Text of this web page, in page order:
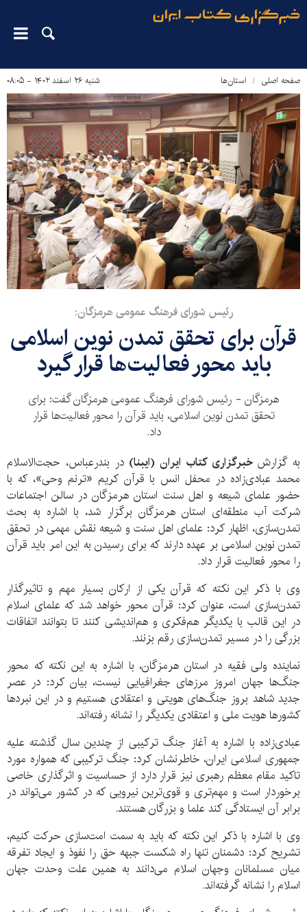
صفحه اصلی استان‌ها شنبه ۲۶ اسفند ۱۴۰۲ - ۰۸:۰۵
رئیس شورای فرهنگ عمومی هرمزگان:
قرآن برای تحقق تمدن نوین اسلامی
باید محور فعالیت‌ها قرار گیرد
هرمزگان - رئیس شورای فرهنگ عمومی هرمزگان گفت: برای
تحقق تمدن نوین اسلامی، باید قرآن را محور فعالیت‌ها قرار
داد.
به گزارش خبرگزاری کتاب ایران (ایبنا) در بندرعباس، حجت‌الاسلام
محمد عبادی‌زاده در محفل انس با قرآن کریم «ترنم وحی»، که با
حضور علمای شیعه و اهل سنت استان هرمزگان در سالن اجتماعات
شرکت آب منطقه‌ای استان هرمزگان برگزار شد، با اشاره به بحث
تمدن‌سازی، اظهار کرد: علمای اهل سنت و شیعه نقش مهمی در تحقق
تمدن نوین اسلامی بر عهده دارند که برای رسیدن به این امر باید قرآن
را محور فعالیت قرار داد.
وی با ذکر این نکته که قرآن یکی از ارکان بسیار مهم و تاثیرگذار
تمدن‌سازی است، عنوان کرد: قرآن محور خواهد شد که علمای اسلام
در این قالب با یکدیگر هم‌فکری و هم‌اندیشی کنند تا بتوانند اتفاقات
بزرگی را در مسیر تمدن‌سازی رقم بزنند.
نماینده ولی فقیه در استان هرمزگان، با اشاره به این نکته که محور
جنگ‌ها جهان امروز مرزهای جغرافیایی نیست، بیان کرد: در عصر
جدید شاهد بروز جنگ‌های هویتی و اعتقادی هستیم و در این نبردها
کشورها هویت ملی و اعتقادی یکدیگر را نشانه رفته‌اند.
عبادی‌زاده با اشاره به آغاز جنگ ترکیبی از چندین سال گذشته علیه
جمهوری اسلامی ایران، خاطرنشان کرد: جنگ ترکیبی که همواره مورد
تاکید مقام معظم رهبری نیز قرار دارد از حساسیت و اثرگذاری خاصی
برخوردار است و مهم‌تری و قوی‌ترین نیرویی که در کشور می‌تواند در
برابر آن ایستادگی کند علما و بزرگان هستند.
وی با اشاره با ذکر این نکته که باید به سمت امت‌سازی حرکت کنیم،
تشریح کرد: دشمنان تنها راه شکست جبهه حق را نفوذ و ایجاد تفرقه
میان مسلمانان وجهان اسلام می‌دانند به همین علت وحدت جهان
اسلام را نشانه گرفته‌اند.